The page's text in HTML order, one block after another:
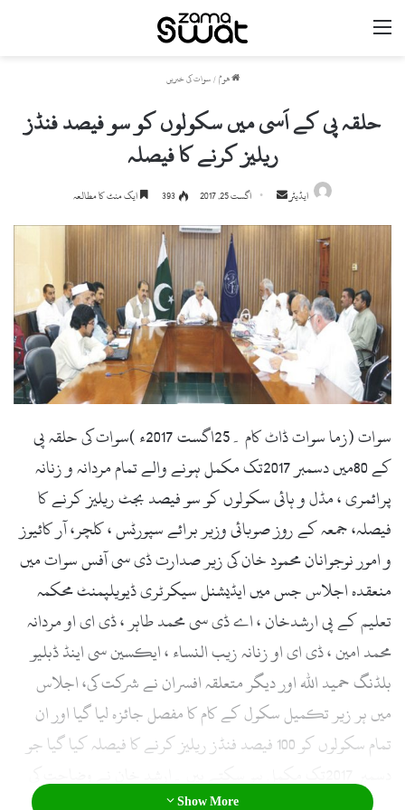
ھوم / سوات کی خبریں
حلقہ پی کے اَسی میں سکولوں کو سو فیصد فنڈز
ریلیز کرنے کا فیصلہ
ایڈیٹر
a
n
e
m
a
اگست 25, 2017 393 ایک منٹ کا مطالعہ
سوات (زما سوات ڈاٹ کام ۔25اگست 2017ء )سوات کی حلقہ پی
کے 80میں دسمبر 2017تک مکمل ہونے والے تمام مردانہ و زنانہ
پرائمری ، مڈل و ہائی سکولوں کو سو فیصد بجٹ ریلیز کرنے کا
فیصلہ، جمعہ کے روز صوبائی وزیر برائے سپورٹس ، کلچر، آر کائیوز
و امور نوجوانان محمود خان کی زیر صدارت ڈی سی آفس سوات میں
منعقدہ اجلاس جس میں ایڈیشنل سیکرٹری ڈیویلپمنٹ محکمہ
تعلیم کے پی ارشدخان ، اے ڈی سی محمد طاہر ، ڈی ای او مردانہ
محمد امین ، ڈی ای او زنانہ زیب النساء ، ایکسین سی اینڈ ڈبلیو
بلڈنگ حمید اللہ اور دیگر متعلقہ افسران نے شرکت کی، اجلاس
میں ہر زیر تکمیل سکول کے کام کا مفصل جائزہ لیا گیا اور ان
تمام سکولوں کو 100 فیصد فنڈز ریلیز کرنے کا فیصلہ کیا گیا جو
Show More